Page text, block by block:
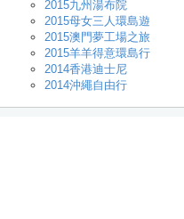
2015九州湯布院
2015母女三人環島遊
2015澳門夢工場之旅
2015羊羊得意環島行
2014香港迪士尼
2014沖繩自由行